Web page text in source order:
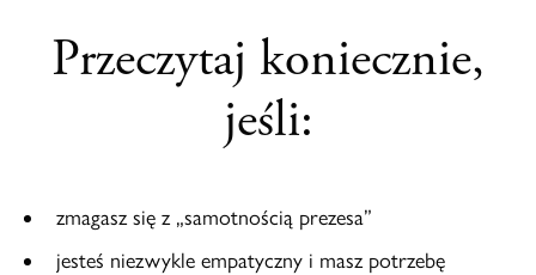
Przeczytaj koniecznie,
jeśli:
zmagasz się z „samotnością prezesa”
jesteś niezwykle empatyczny i masz potrzebę